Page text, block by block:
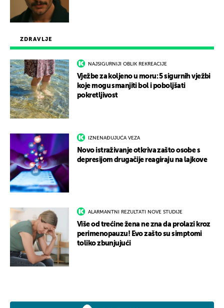
ZDRAVLJE
NAJSIGURNIJI OBLIK REKREACIJE
Vježbe za koljeno u moru: 5 sigurnih vježbi
koje mogu smanjiti bol i poboljšati
pokretljivost
IZNENAĐUJUĆA VEZA
Novo istraživanje otkriva zašto osobe s
depresijom drugačije reagiraju na lajkove
ALARMANTNI REZULTATI NOVE STUDIJE
Više od trećine žena ne zna da prolazi kroz
perimenopauzu! Evo zašto su simptomi
toliko zbunjujući